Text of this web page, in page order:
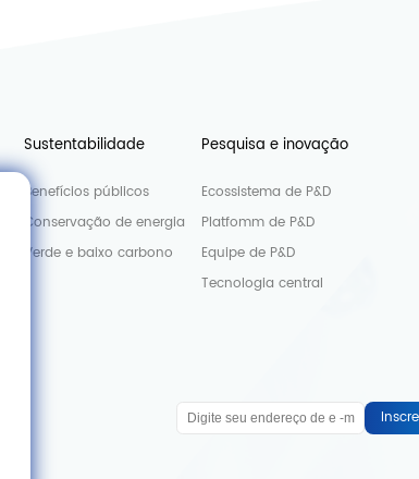
Sustentabilidade
Benefícios públicos
Conservação de energia
Verde e baixo carbono
Pesquisa e inovação
Ecossistema de P&D
Platfomm de P&D
Equipe de P&D
Tecnologia central